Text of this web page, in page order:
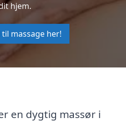
hjem.
massage her!
en dygtig massør i